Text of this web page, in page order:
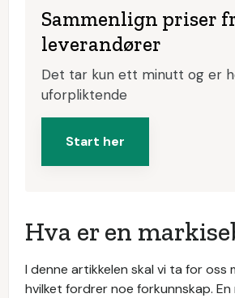
Sammenlign priser
leverandører
Det tar kun ett minutt og er
uforpliktende
Start her
Hva er en
I denne artikkelen skal vi ta for oss
hvilket fordrer noe forkunnskap.